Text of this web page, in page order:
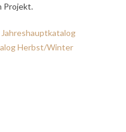
Projekt.
Jahreshauptkatalog
Herbst/Winter